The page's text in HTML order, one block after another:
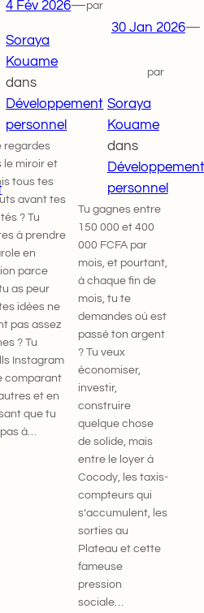
4 Fév 2026—par
Soraya
Kouame
dans
Développement
personnel
regardes
le miroir et
tous tes
avant tes
? Tu
à prendre
en
parce
as peur
idées ne
pas assez
? Tu
Instagram
comparant
et en
que tu
pas à…
30 Jan 2026—
par
Soraya
Kouame
dans
Développement
personnel
Tu gagnes entre
150 000 et 400
000 FCFA par
mois, et pourtant,
à chaque fin de
mois, tu te
demandes où est
passé ton argent
? Tu veux
économiser,
investir,
construire
quelque chose
de solide, mais
entre le loyer à
Cocody, les taxis-
compteurs qui
s’accumulent, les
sorties au
Plateau et cette
fameuse
pression
sociale…